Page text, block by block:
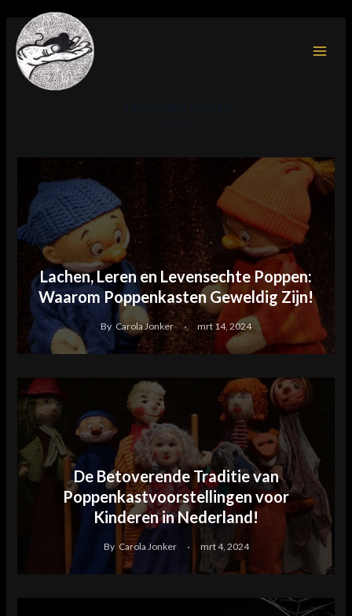
naar
inhoud
Lachen, Leren en Levensechte Poppen:
Waarom Poppenkasten Geweldig Zijn!
By Carola Jonker mrt 14, 2024
De Betoverende Traditie van
Poppenkastvoorstellingen voor
Kinderen in Nederland!
By Carola Jonker mrt 4, 2024